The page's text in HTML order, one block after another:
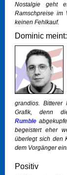
Nostalgie geht
Ramschpreise im
keinen Fehlkauf.
Dominic meint:
grandios. Bitterer
Grafik, denn
Rumble
begeistert eher
überlegt sich den
dem Vorgänger
Positiv